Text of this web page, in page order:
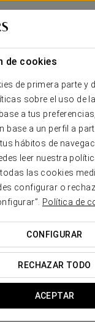
de cookies
de primera parte y
sobre el uso de
a tus
base a un perfil a
hábitos de
leer nuestra
las cookies
configurar o
Política de
CONFIGURAR
RECHAZAR TODO
ACEPTAR
BRUSELAS
QUIERES IR?